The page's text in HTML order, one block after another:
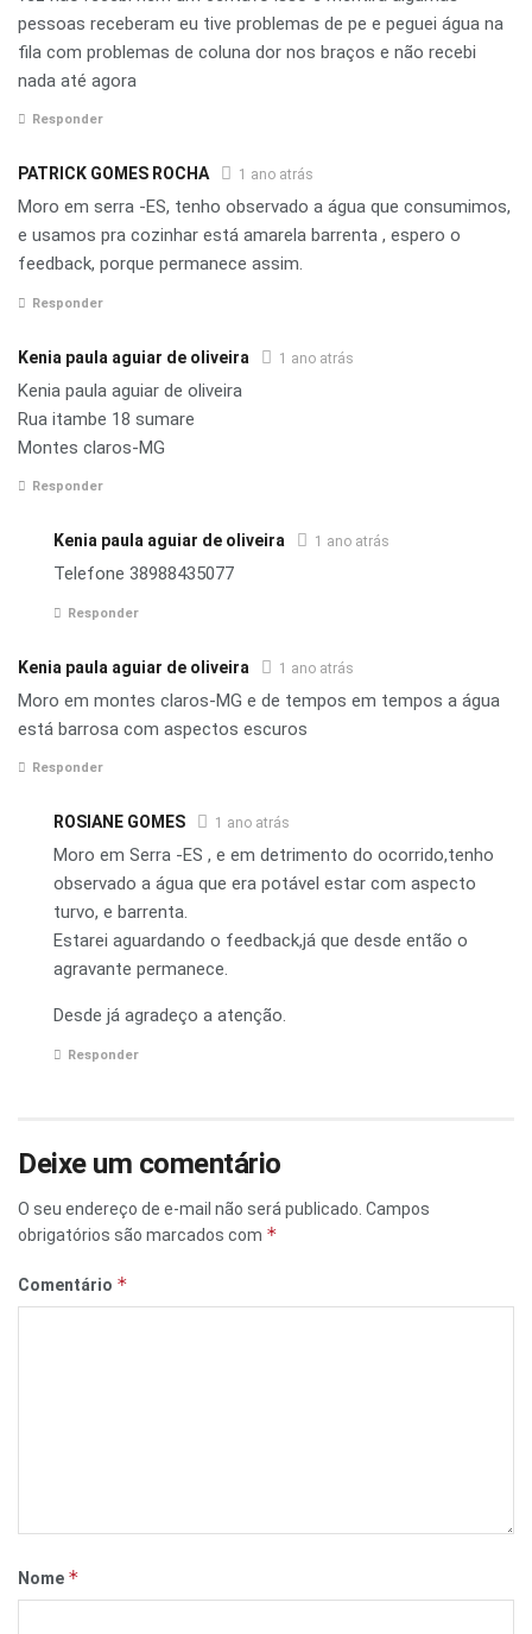
pessoas receberam eu tive problemas de pe e peguei água na
fila com problemas de coluna dor nos braços e não recebi
nada até agora
Responder
PATRICK GOMES ROCHA 1 ano atrás
Moro em serra -ES, tenho observado a água que consumimos,
e usamos pra cozinhar está amarela barrenta , espero o
feedback, porque permanece assim.
Responder
Kenia paula aguiar de oliveira 1 ano atrás
Kenia paula aguiar de oliveira
Rua itambe 18 sumare
Montes claros-MG
Responder
Kenia paula aguiar de oliveira 1 ano atrás
Telefone 38988435077
Responder
Kenia paula aguiar de oliveira 1 ano atrás
Moro em montes claros-MG e de tempos em tempos a água
está barrosa com aspectos escuros
Responder
ROSIANE GOMES 1 ano atrás
Moro em Serra -ES , e em detrimento do ocorrido,tenho
observado a água que era potável estar com aspecto
turvo, e barrenta.
Estarei aguardando o feedback,já que desde então o
agravante permanece.
Desde já agradeço a atenção.
Responder
Deixe um comentário
O seu endereço de e-mail não será publicado. Campos
obrigatórios são marcados com *
Comentário *
Nome *